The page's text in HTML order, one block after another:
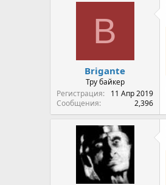
B
Brigante
Тру байкер
Регистрация
11 Апр 2019
Сообщения
2,396